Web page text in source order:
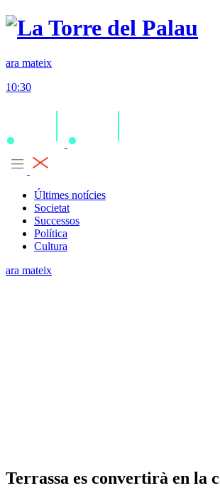
ara mateix
10:30
Últimes notícies
Societat
Successos
Política
Cultura
ara mateix
Terrassa es convertirà en la